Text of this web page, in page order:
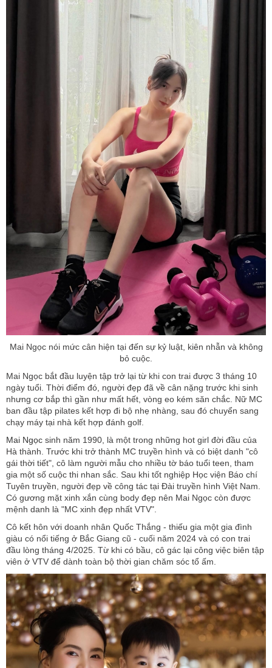
Mai Ngọc nói mức cân hiện tại đến sự kỷ luật, kiên nhẫn và không
bỏ cuộc.
Mai Ngọc bắt đầu luyện tập trở lại từ khi con trai được 3 tháng 10
ngày tuổi. Thời điểm đó, người đẹp đã về cân nặng trước khi sinh
nhưng cơ bắp thì gần như mất hết, vòng eo kém săn chắc. Nữ MC
ban đầu tập pilates kết hợp đi bộ nhẹ nhàng, sau đó chuyển sang
chạy máy tại nhà kết hợp đánh golf.
Mai Ngọc sinh năm 1990, là một trong những hot girl đời đầu của
Hà thành. Trước khi trở thành MC truyền hình và có biệt danh "cô
gái thời tiết", cô làm người mẫu cho nhiều tờ báo tuổi teen, tham
gia một số cuộc thi nhan sắc. Sau khi tốt nghiệp Học viện Báo chí
Tuyên truyền, người đẹp về công tác tại Đài truyền hình Việt Nam.
Có gương mặt xinh xắn cùng body đẹp nên Mai Ngọc còn được
mệnh danh là "MC xinh đẹp nhất VTV".
Cô kết hôn với doanh nhân Quốc Thắng - thiếu gia một gia đình
giàu có nổi tiếng ở Bắc Giang cũ - cuối năm 2024 và có con trai
đầu lòng tháng 4/2025. Từ khi có bầu, cô gác lại công việc biên tập
viên ở VTV để dành toàn bộ thời gian chăm sóc tổ ấm.